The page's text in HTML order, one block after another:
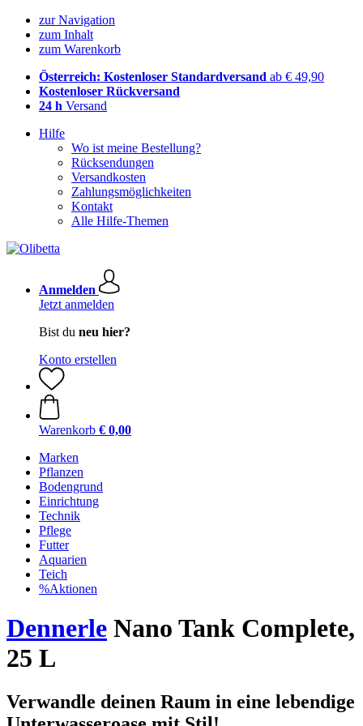
zur Navigation
zum Inhalt
zum Warenkorb
Österreich: Kostenloser Standardversand ab € 49,90
Kostenloser Rückversand
24 h Versand
Hilfe
Wo ist meine Bestellung?
Rücksendungen
Versandkosten
Zahlungsmöglichkeiten
Kontakt
Alle Hilfe-Themen
Anmelden
Jetzt anmelden
Bist du neu hier?
Konto erstellen
Warenkorb € 0,00
Marken
Pflanzen
Bodengrund
Einrichtung
Technik
Pflege
Futter
Aquarien
Teich
%Aktionen
Dennerle Nano Tank Complete,
25 L
Verwandle deinen Raum in eine lebendige